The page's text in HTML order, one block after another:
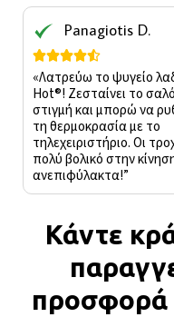
Panagiotis D.

«Λατρεύω το ψυγείο
Hot®️! Ζεσταίνει το
στιγμή και μπορώ να
τη θερμοκρασία με το
τηλεχειριστήριο. Οι
πολύ βολικό στην
ανεπιφύλακτα!”
Κάντε
προσφορά